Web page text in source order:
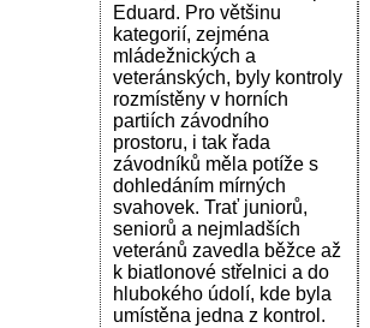
Eduard. Pro většinu
kategorií, zejména
mládežnických a
veteránských, byly kontroly
rozmístěny v horních
partiích závodního
prostoru, i tak řada
závodníků měla potíže s
dohledáním mírných
svahovek. Trať juniorů,
seniorů a nejmladších
veteránů zavedla běžce až
k biatlonové střelnici a do
hlubokého údolí, kde byla
umístěna jedna z kontrol.